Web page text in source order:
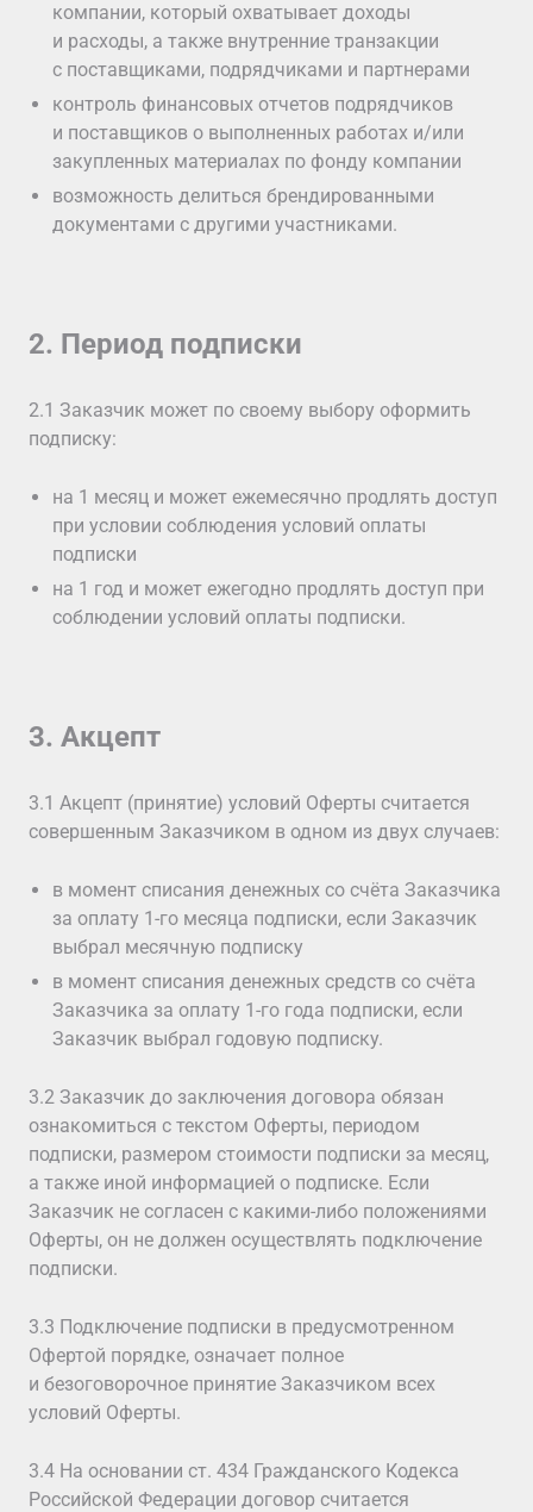
компании, который охватывает доходы
и расходы, а также внутренние транзакции
с поставщиками, подрядчиками и партнерами
контроль финансовых отчетов подрядчиков
и поставщиков о выполненных работах и/или
закупленных материалах по фонду компании
возможность делиться брендированными
документами с другими участниками.
2. Период подписки
2.1 Заказчик может по своему выбору оформить
подписку:
на 1 месяц и может ежемесячно продлять доступ
при условии соблюдения условий оплаты
подписки
на 1 год и может ежегодно продлять доступ при
соблюдении условий оплаты подписки.
3. Акцепт
3.1 Акцепт (принятие) условий Оферты считается
совершенным Заказчиком в одном из двух случаев:
в момент списания денежных со счёта Заказчика
за оплату 1-го месяца подписки, если Заказчик
выбрал месячную подписку
в момент списания денежных средств со счёта
Заказчика за оплату 1-го года подписки, если
Заказчик выбрал годовую подписку.
3.2 Заказчик до заключения договора обязан
ознакомиться с текстом Оферты, периодом
подписки, размером стоимости подписки за месяц,
а также иной информацией о подписке. Если
Заказчик не согласен с какими-либо положениями
Оферты, он не должен осуществлять подключение
подписки.
3.3 Подключение подписки в предусмотренном
Офертой порядке, означает полное
и безоговорочное принятие Заказчиком всех
условий Оферты.
3.4 На основании ст. 434 Гражданского Кодекса
Российской Федерации договор считается